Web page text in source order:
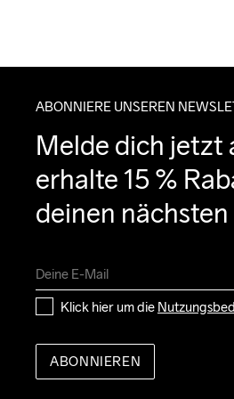
ABONNIERE UNSEREN
Melde dich jetzt
erhalte 15 %
deinen
Klick hier um die
ABONNIEREN